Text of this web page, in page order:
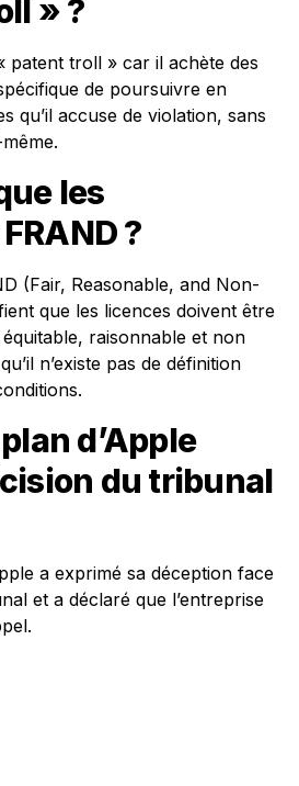
» ?
patent troll » car il achète des
de poursuivre en
qu’il accuse de violation, sans
les
?
(Fair, Reasonable, and Non-
que les licences doivent être
raisonnable et non
n’existe pas de définition
d’Apple
du tribunal
a exprimé sa déception face
et a déclaré que l’entreprise